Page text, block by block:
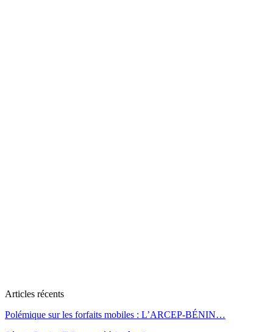
Articles récents
Polémique sur les forfaits mobiles : L’ARCEP-BÉNIN…